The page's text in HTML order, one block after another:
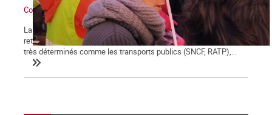
Contre Macron et sa réforme des retraites : grève générale !
La démonstration de force des salariés contre la réforme des
retraites engagée le 5 décembre se poursuit et certains secteurs
très déterminés comme les transports publics (SNCF, RATP),...